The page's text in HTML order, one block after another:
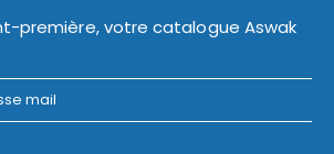
première, votre catalogue Aswak